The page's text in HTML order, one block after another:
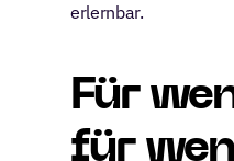
erlernbar.
Für
für